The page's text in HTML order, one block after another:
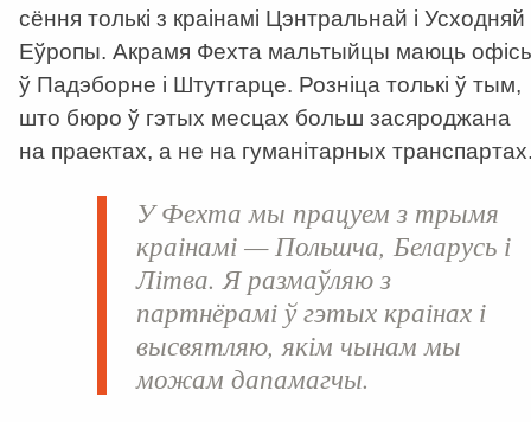
сёння толькі з краінамі Цэнтральнай і Усходняй
Еўропы. Акрамя Фехта мальтыйцы маюць
ў Падэборне і Штутгарце. Розніца толькі ў тым,
што бюро ў гэтых месцах больш засяроджана
на праектах, а не на гуманітарных
У Фехта мы працуем з трымя
краінамі — Польшча, Беларусь і
Літва. Я размаўляю з
партнёрамі ў гэтых краінах і
высвятляю, якім чынам мы
можам дапамагчы.